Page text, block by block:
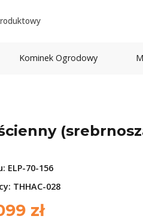
Kominek Ogrodowy
ELP-70-156
THHAC-028
zł